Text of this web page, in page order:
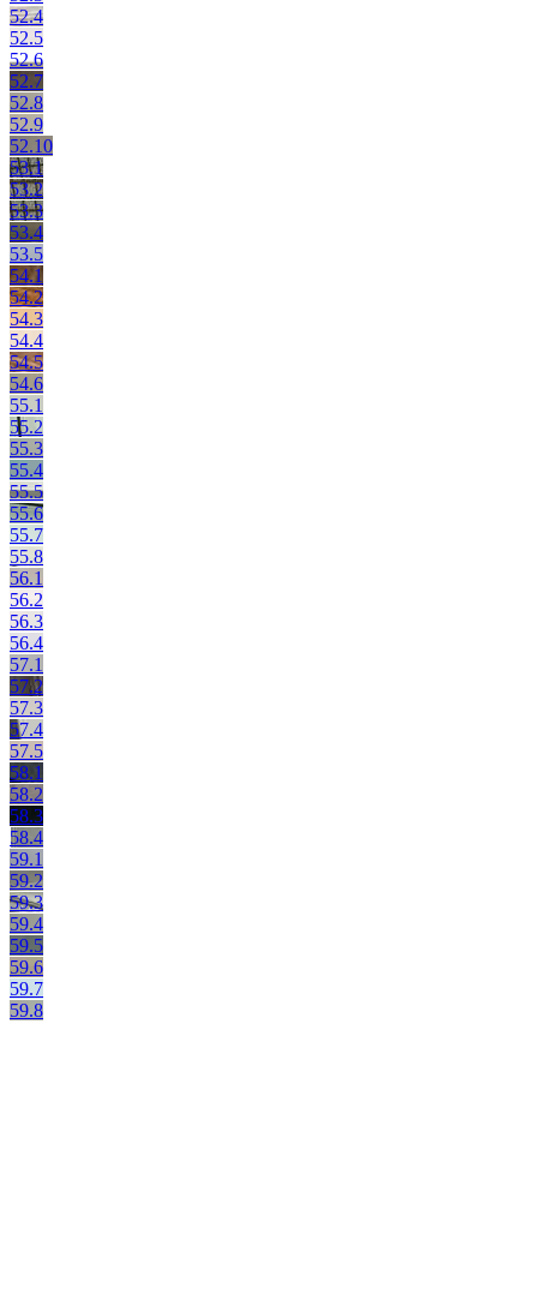
52.4
52.5
52.6
52.7
52.8
52.9
52.10
53.1
53.2
53.3
53.4
53.5
54.1
54.2
54.3
54.4
54.5
54.6
55.1
55.2
55.3
55.4
55.5
55.6
55.7
55.8
56.1
56.2
56.3
56.4
57.1
57.2
57.3
57.4
57.5
58.1
58.2
58.3
58.4
59.1
59.2
59.3
59.4
59.5
59.6
59.7
59.8